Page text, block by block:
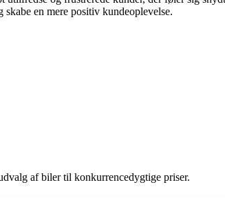
en mere positiv kundeoplevelse.
af biler til konkurrencedygtige priser.